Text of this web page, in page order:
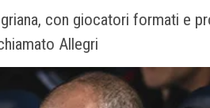
con giocatori formati e
Allegri